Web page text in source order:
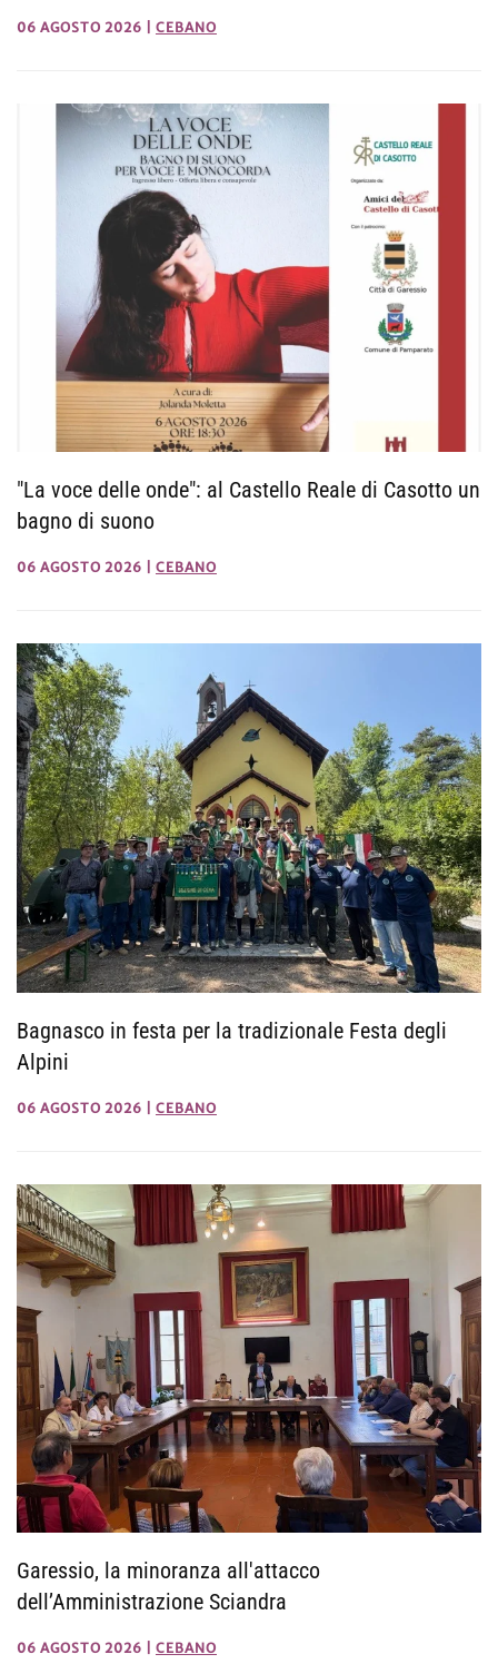
06 AGOSTO 2026 CEBANO
"La voce delle onde": al Castello Reale di Casotto un
bagno di suono
06 AGOSTO 2026 CEBANO
Bagnasco in festa per la tradizionale Festa degli
Alpini
06 AGOSTO 2026 CEBANO
Garessio, la minoranza all'attacco
dell’Amministrazione Sciandra
06 AGOSTO 2026 CEBANO